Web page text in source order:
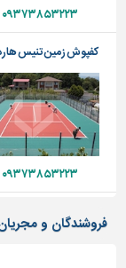
دیوارپوش،
کفپوش
سنگ
سرویس
بهداشتی
ابزار،یراق
و
ماشین
۰۹۳۷۳۸۵۳۲۲۳
کفپوش زمین تنیس
۰۹۳۷۳۸۵۳۲۲۳
فروشندگان و